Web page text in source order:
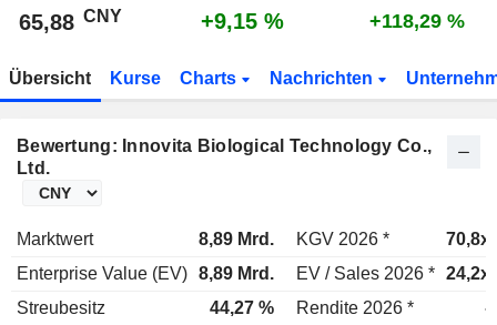
65,88 CNY +9,15 % +118,29 %
Übersicht Kurse Charts Nachrichten
Bewertung: Innovita Biological Technology Co.,
Ltd.
Marktwert 8,89 Mrd. KGV 2026 *
70,8x
Enterprise Value (EV) 8,89 Mrd. EV / Sales 2026 * 24,2x
Streubesitz
44,27 % Rendite 2026 * -